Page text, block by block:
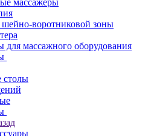
массажеры
шейно-воротниковой зоны
для массажного оборудования
столы